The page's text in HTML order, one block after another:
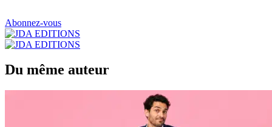
Abonnez-vous
Du même auteur